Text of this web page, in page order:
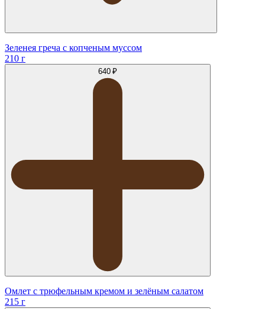
Зеленея греча с копченым муссом
210 г
640 ₽
Омлет с трюфельным кремом и зелёным салатом
215 г